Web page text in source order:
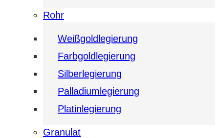
Rohr
Weißgoldlegierung
Farbgoldlegierung
Silberlegierung
Palladiumlegierung
Platinlegierung
Granulat